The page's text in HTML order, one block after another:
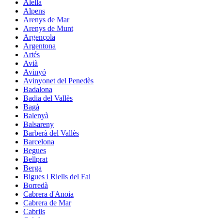
Alella
Alpens
Arenys de Mar
Arenys de Munt
Argençola
Argentona
Artés
Avià
Avinyó
Avinyonet del Penedès
Badalona
Badia del Vallès
Bagà
Balenyà
Balsareny
Barberà del Vallès
Barcelona
Begues
Bellprat
Berga
Bigues i Riells del Fai
Borredà
Cabrera d'Anoia
Cabrera de Mar
Cabrils